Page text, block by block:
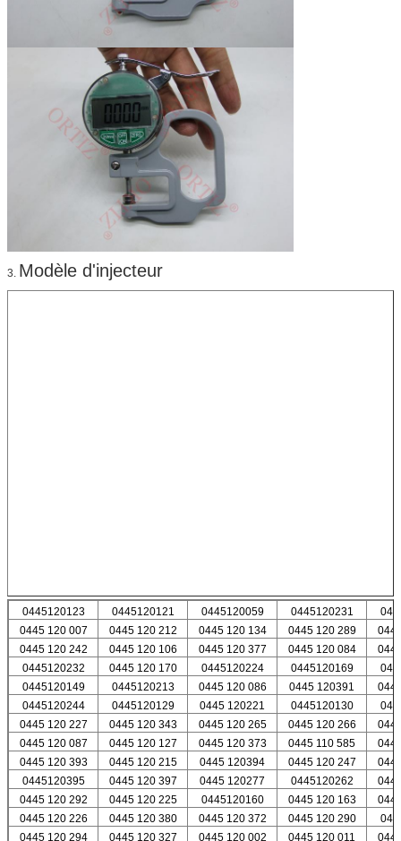
3. Modèle d'injecteur
0445120123 0445120121 0445120059 0445120231
0445 120 007
0445 120 212 0445 120 134 0445 120 289
0445 120 242
0445 120 106 0445 120 377 0445 120 084
0445120232
0445 120 170 0445120224 0445120169
0445120149
0445120213 0445 120 086 0445 120391
0445120244
0445120129 0445 120221 0445120130
0445 120 227
0445 120 343 0445 120 265 0445 120 266
0445 120 087
0445 120 127 0445 120 373 0445 110 585
0445 120 393
0445 120 215 0445 120394 0445 120 247
0445120395
0445 120 397 0445 120277 0445120262
0445 120 292
0445 120 225 0445120160 0445 120 163
0445 120 226
0445 120 380 0445 120 372 0445 120 290
0445 120 294
0445 120 327 0445 120 002 0445 120 011